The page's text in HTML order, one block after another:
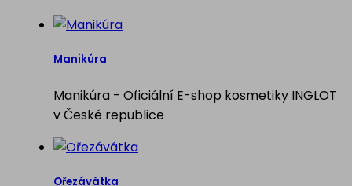
Manikúra
Manikúra - Oficiální E-shop kosmetiky INGLOT
v České republice
Ořezávátka